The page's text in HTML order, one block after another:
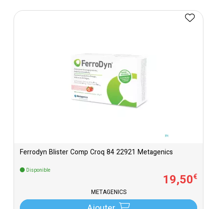
Ferrodyn Blister Comp Croq 84 22921 Metagenics
Disponible
19,50€
METAGENICS